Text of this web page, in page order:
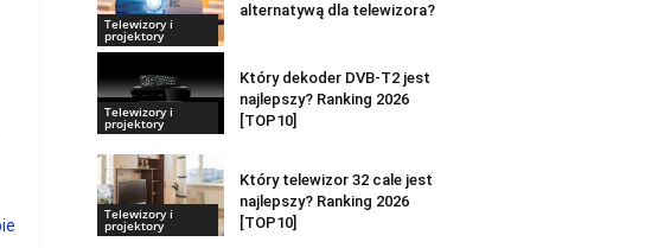
Telewizory i
projektory
alternatywą dla telewizora?
Telewizory i
projektory
Który dekoder DVB-T2 jest
najlepszy? Ranking 2026
[TOP10]
Telewizory i
projektory
Który telewizor 32 cale jest
najlepszy? Ranking 2026
[TOP10]